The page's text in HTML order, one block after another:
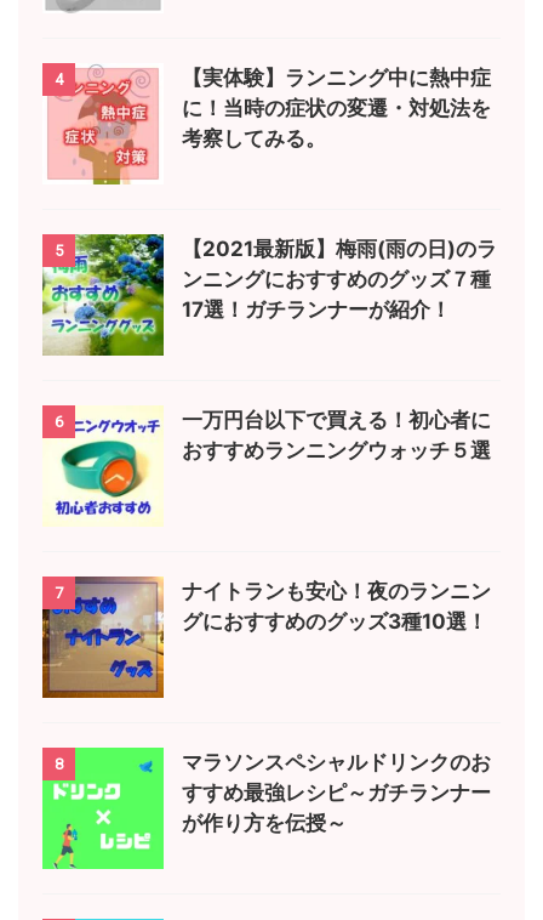
4
【実体験】ランニング中に熱中症
に！当時の症状の変遷・対処法を
考察してみる。
5
【2021最新版】梅雨(雨の日)のラ
ンニングにおすすめのグッズ７種
17選！ガチランナーが紹介！
6
一万円台以下で買える！初心者に
おすすめランニングウォッチ５選
7
ナイトランも安心！夜のランニン
グにおすすめのグッズ3種10選！
8
マラソンスペシャルドリンクのお
すすめ最強レシピ～ガチランナー
が作り方を伝授～